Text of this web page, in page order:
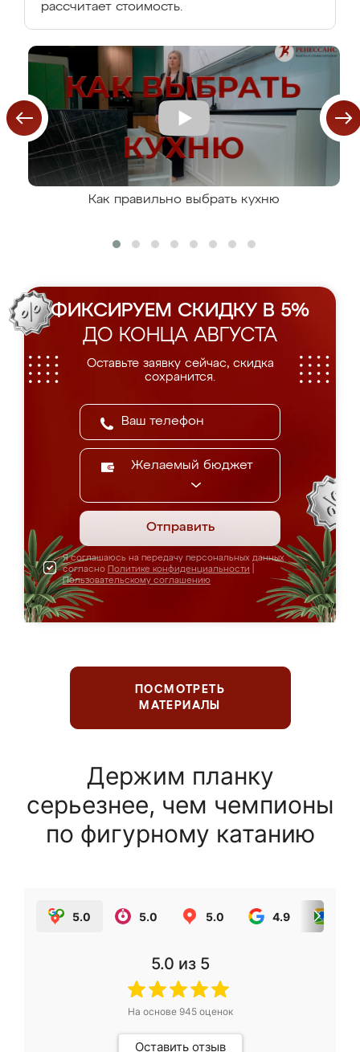
рассчитает стоимость.
Как правильно выбрать кухню
ФИКСИРУЕМ СКИДКУ В 5%
ДО КОНЦА АВГУСТА
Оставьте заявку сейчас, скидка
сохранится.
Желаемый бюджет
Отправить
Я соглашаюсь на передачу персональных данных
согласно Политике конфиденциальности
Пользовательскому соглашению
ПОСМОТРЕТЬ
МАТЕРИАЛЫ
Держим планку
серьезнее, чем чемпионы
по фигурному катанию
5.0 5.0 5.0 4.9
5.0 из 5
На основе 945оценок
Оставить отзыв